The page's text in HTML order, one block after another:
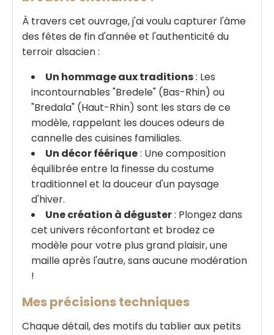
À travers cet ouvrage, j'ai voulu capturer l'âme
des fêtes de fin d'année et l'authenticité du
terroir alsacien :
Un hommage aux traditions: Les
incontournables "Bredele" (Bas-Rhin) ou
"Bredala" (Haut-Rhin) sont les stars de ce
modèle, rappelant les douces odeurs de
cannelle des cuisines familiales.
Un décor féérique: Une composition
équilibrée entre la finesse du costume
traditionnel et la douceur d'un paysage
d'hiver.
Une création à déguster: Plongez dans
cet univers réconfortant et brodez ce
modèle pour votre plus grand plaisir, une
maille après l'autre, sans aucune modération
!
Mes précisions techniques
Chaque détail, des motifs du tablier aux petits